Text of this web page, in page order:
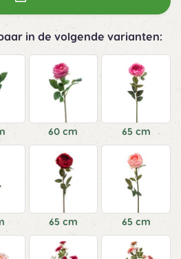
in de volgende varianten:
60 cm 65 cm
65 cm 65 cm